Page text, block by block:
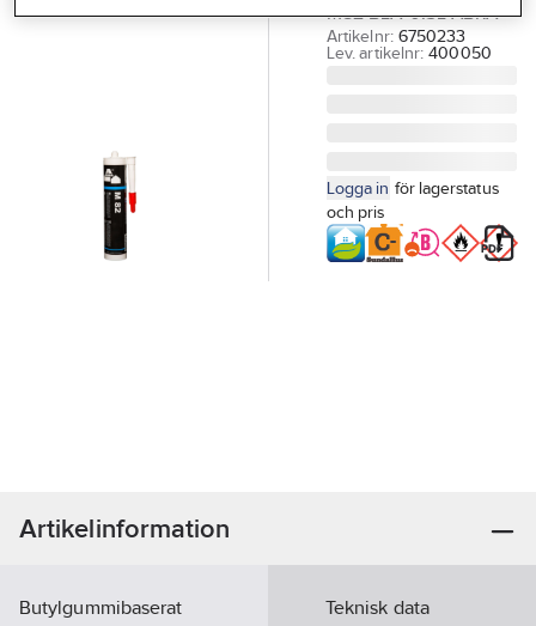
M82 BLÅ 0.3L ABRA
Artikelnr: 6750233
Lev. artikelnr: 400050
Logga in för lagerstatus
och pris
Artikelinformation
Butylgummibaserat
Teknisk data